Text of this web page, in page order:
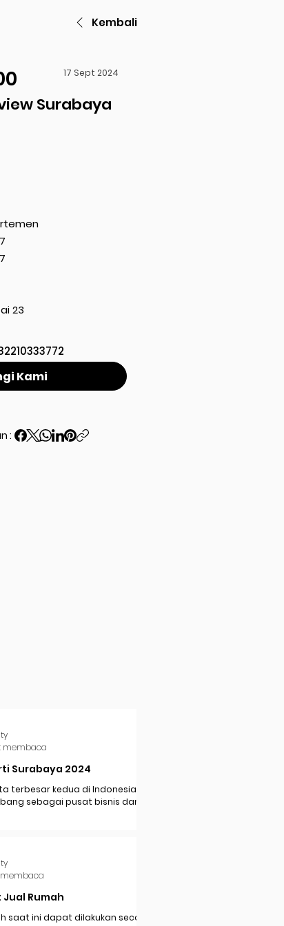
Kembali
17 Sept 2024
Surabaya
23
Kami
:
Surabaya 2024
terbesar kedua di Indonesia,
sebagai pusat bisnis dan
membaca
Rumah
saat ini dapat dilakukan secara
membaca